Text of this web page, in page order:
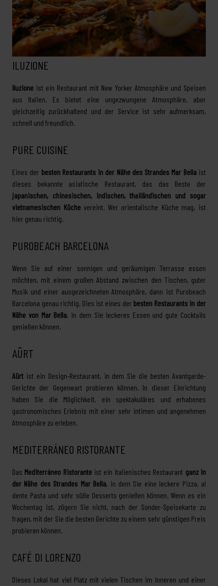
ILUZIONE
Iluzione ist ein Restaurant mit New Yorker Atmosphäre und Speisen
aus Italien. Es bietet eine ungezwungene Atmosphäre, aber
gleichzeitig zurückhaltend und der Service ist sehr aufmerksam,
schnell und freundlich.
PURE CUISINE
Eines der besten Restaurants in der Nähe des Strandes Mar Bellaist
dieses bekannte asiatische Restaurant, das das Beste der
japanischen, chinesischen, indischen, thailändischen und sogar
vietnamesischen Küchevereint. Wer orientalische Küche mag, ist
hier genau richtig.
PUROBEACH BARCELONA
Wenn Sie auf einer sonnigen und geräumigen Terrasse essen
möchten, mit einem großen Abstand zwischen den Tischen, guter
Musik und einer ausgezeichneten Atmosphäre, dann ist Purobeach
Barcelona genau richtig. Dies ist eines der besten Restaurants in der
Nähe von Mar Bella, in dem Sie leckeres Essen und gute Cocktails
genießen können.
AÜRT
Aürt ist ein Design-Restaurant, in dem Sie die besten Avantgarde-
Gerichte der Gegenwart probieren können. In dieser Einrichtung
haben Sie die Möglichkeit, ein spektakuläres und erhabenes
gastronomisches Erlebnis mit einer sehr intimen und angenehmen
Atmosphäre zu erleben.
MEDITERRÁNEO RISTORANTE
Das Mediterráneo Ristoranteist ein italienisches Restaurant ganz in
der Nähe des Strandes Mar Bella, in dem Sie eine leckere Pizza, al
dente Pasta und sehr süße Desserts genießen können. Wenn es ein
Wochentag ist, zögern Sie nicht, nach der Sonder-Speisekarte zu
fragen, mit der Sie die besten Gerichte zu einem sehr günstigen Preis
probieren können.
CAFÉ DI LORENZO
Dieses Lokal hat viel Platz mit vielen Tischen im Inneren und einer